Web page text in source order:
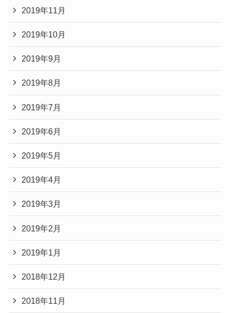
2019年11月
2019年10月
2019年9月
2019年8月
2019年7月
2019年6月
2019年5月
2019年4月
2019年3月
2019年2月
2019年1月
2018年12月
2018年11月